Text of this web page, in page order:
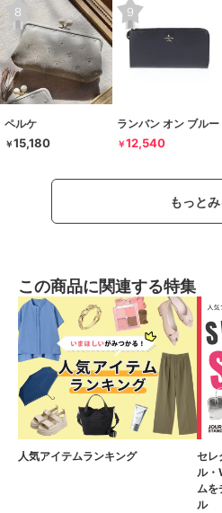
ペルケ
￥15,180
ランバン オン ブルー
￥12,540
もっと
この商品に関連する特集
人気アイテムランキング
セレ
ル・
ムを
ル